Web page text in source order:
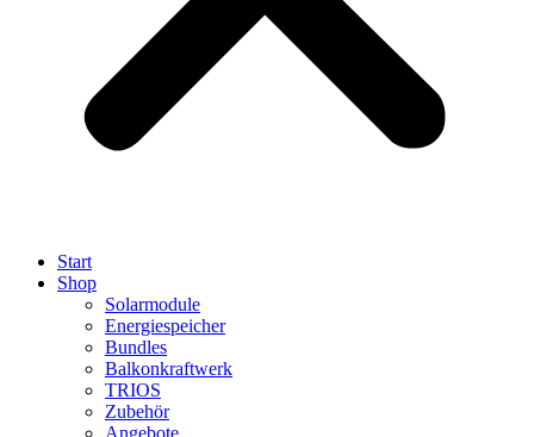
Start
Shop
Solarmodule
Energiespeicher
Bundles
Balkonkraftwerk
TRIOS
Zubehör
Angebote